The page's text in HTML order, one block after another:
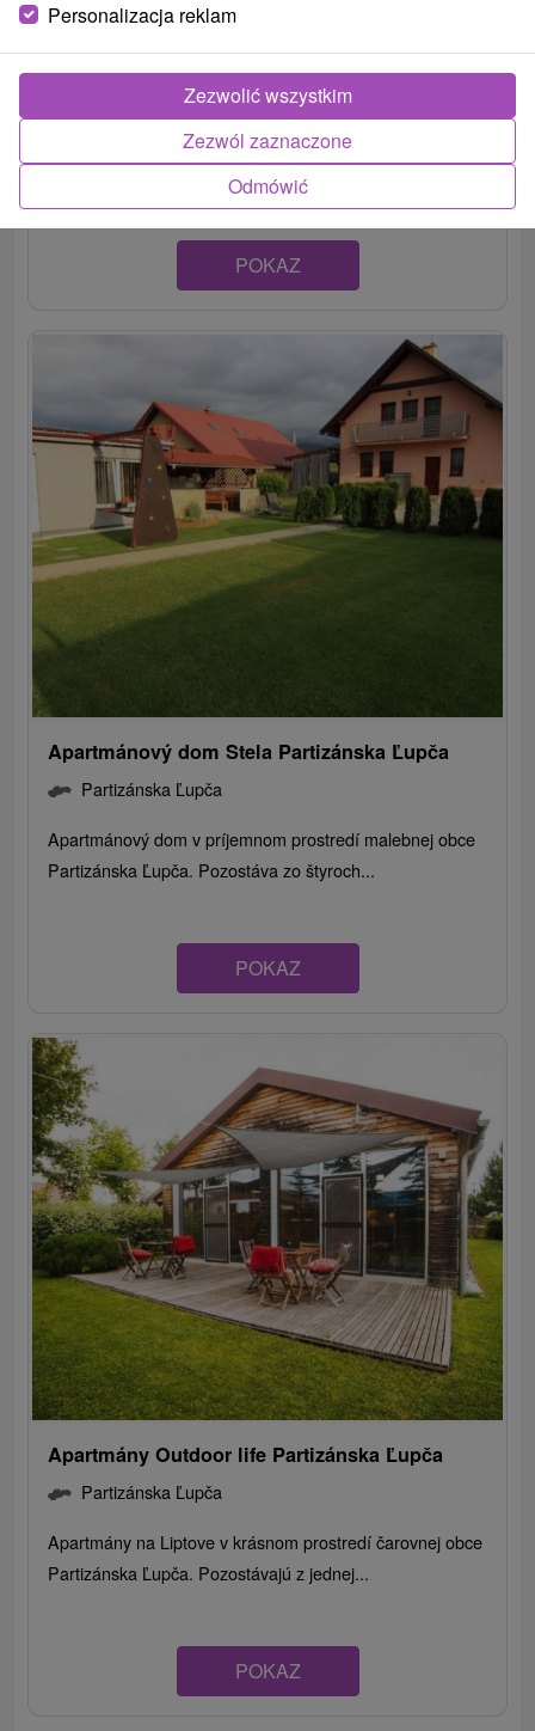
Villa Lypche Partizánska Ľupča
Partizánska Ľupča
Ubytovanie situované v centre historickej obce
Partizánska Ľupča, nachádzajúcej sa na strednom
Liptove....
POKAZ
Apartmánový dom Stela Partizánska Ľupča
Partizánska Ľupča
Apartmánový dom v príjemnom prostredí malebnej obce
Partizánska Ľupča. Pozostáva zo štyroch...
POKAZ
Apartmány Outdoor life Partizánska Ľupča
Partizánska Ľupča
Apartmány na Liptove v krásnom prostredí čarovnej obce
Partizánska Ľupča. Pozostávajú z jednej...
POKAZ
Personalizacja reklam
Odmówić
Zezwól zaznaczone
Zezwolić wszystkim